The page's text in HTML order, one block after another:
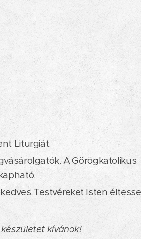
Liturgiát.
A Görögkatolikus
Testvéreket Isten éltesse
kívánok!